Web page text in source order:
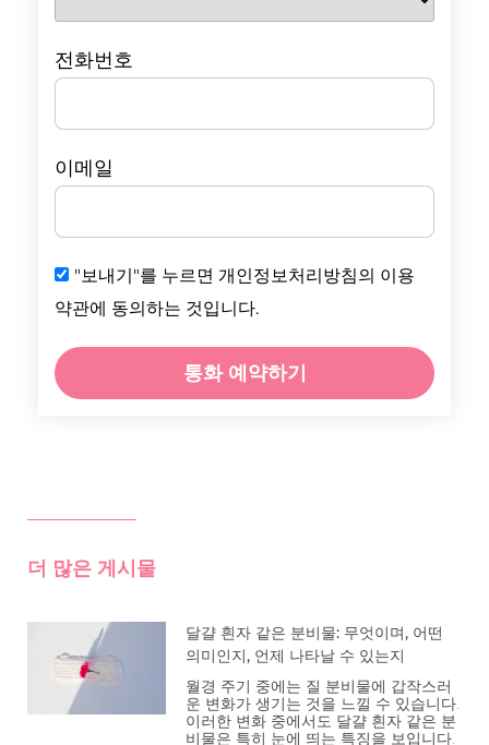
전화번호
이메일
"보내기"를 누르면 개인정보처리방침의 이용
약관에 동의하는 것입니다.
통화 예약하기
더 많은 게시물
달걀 흰자 같은 분비물: 무엇이며, 어떤
의미인지, 언제 나타날 수 있는지
월경 주기 중에는 질 분비물에 갑작스러
운 변화가 생기는 것을 느낄 수 있습니다.
이러한 변화 중에서도 달걀 흰자 같은 분
비물은 특히 눈에 띄는 특징을 보입니다.